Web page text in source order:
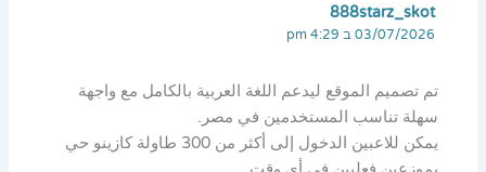
888starz_skot
03/07/2026 ב 4:29 pm
تم تصميم الموقع ليدعم اللغة العربية بالكامل مع واجهة
سهلة تناسب المستخدمين في مصر.
يمكن للاعبين الدخول إلى أكثر من 300 طاولة كازينو حي